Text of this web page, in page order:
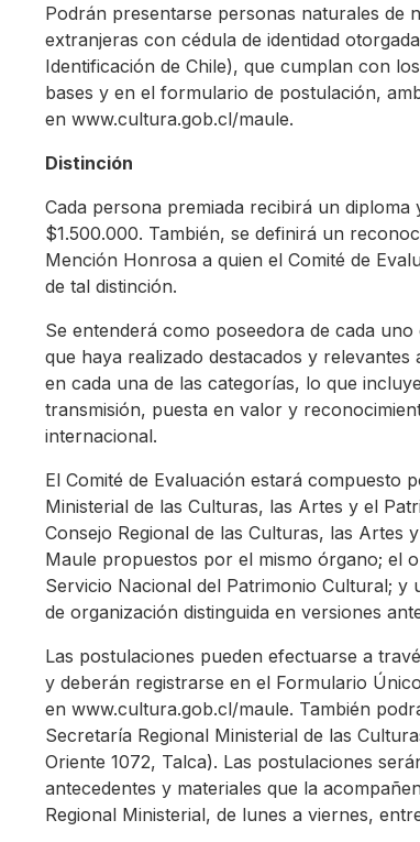
Podrán presentarse personas naturales de
extranjeras con cédula de identidad
Identificación de Chile), que cumplan con
bases y en el formulario de postulación,
en www.cultura.gob.cl/maule.
Distinción
Cada persona premiada recibirá un
$1.500.000. También, se definirá un
Mención Honrosa a quien el Comité de
de tal distinción.
Se entenderá como poseedora de cada
que haya realizado destacados y
en cada una de las categorías, lo que
transmisión, puesta en valor y
internacional.
El Comité de Evaluación estará compuesto
Ministerial de las Culturas, las Artes y el
Consejo Regional de las Culturas, las Artes
Maule propuestos por el mismo órgano; el
Servicio Nacional del Patrimonio Cultural; y
de organización distinguida en versiones
Las postulaciones pueden efectuarse a
y deberán registrarse en el Formulario
en www.cultura.gob.cl/maule. También
Secretaría Regional Ministerial de las
Oriente 1072, Talca). Las postulaciones
antecedentes y materiales que la
Regional Ministerial, de lunes a viernes,